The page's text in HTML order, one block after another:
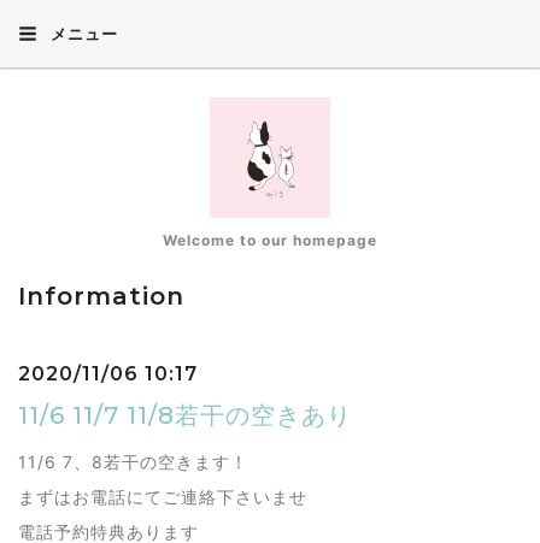
メニュー
Welcome to our homepage
Information
2020/11/06 10:17
11/6 11/7 11/8若干の空きあり
11/6 7、8若干の空きます！
まずはお電話にてご連絡下さいませ
電話予約特典あります